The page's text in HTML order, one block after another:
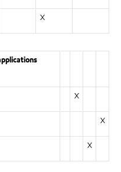
X
X
X
X